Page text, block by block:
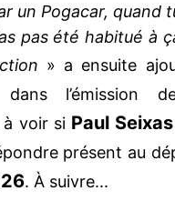
un Pogacar, quand
pas été habitué à
» a ensuite
dans l’émission
voir si Paul Seixas
présent au
. À suivre...